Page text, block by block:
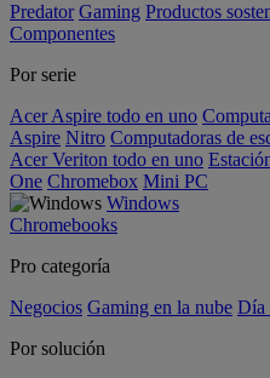
Predator Gaming Productos
Componentes
Por serie
Acer Aspire todo en uno
Aspire Nitro Computadoras de
Acer Veriton todo en uno
One Chromebox Mini PC
Windows
Chromebooks
Pro categoría
Negocios Gaming en la nube Día
Por solución